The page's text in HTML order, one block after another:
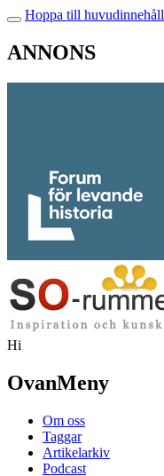
Hoppa till huvudinnehåll
ANNONS
Hi
OvanMeny
Om oss
Taggar
Artikelarkiv
Podcast